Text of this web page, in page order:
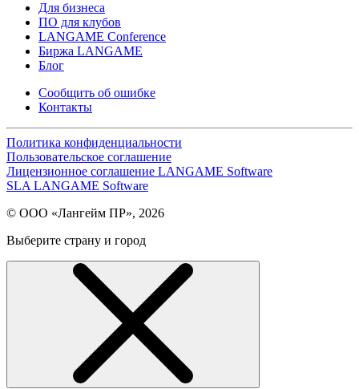
Для бизнеса
ПО для клубов
LANGAME Conference
Биржа LANGAME
Блог
Сообщить об ошибке
Контакты
Политика конфиденциальности
Пользовательское соглашение
Лицензионное соглашение LANGAME Software
SLA LANGAME Software
© ООО «Лангейм ПР», 2026
Выберите страну и город